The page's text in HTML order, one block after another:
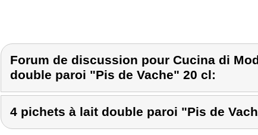
Forum de discussion pour Cucina di
double paroi "Pis de Vache" 20 cl:
4 pichets à lait double paroi "Pis de